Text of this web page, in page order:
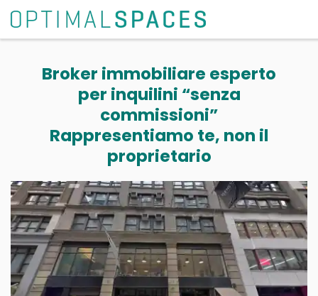
Broker immobiliare esperto
per inquilini “senza
commissioni”
Rappresentiamo te, non il
proprietario